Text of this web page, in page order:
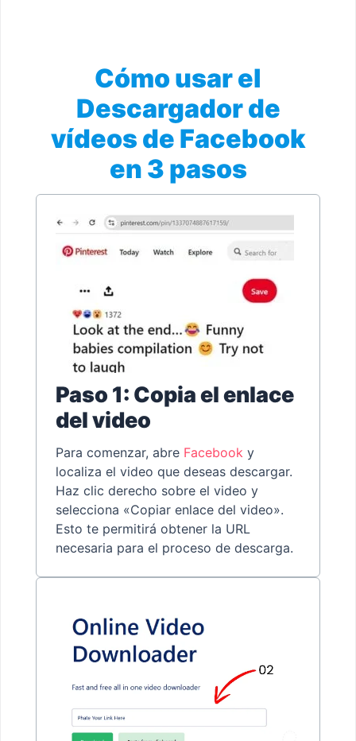
Cómo usar el
Descargador de
vídeos de Facebook
en 3 pasos
Paso 1: Copia el enlace
del video
Para comenzar, abre Facebook y
localiza el video que deseas descargar.
Haz clic derecho sobre el video y
selecciona «Copiar enlace del video».
Esto te permitirá obtener la URL
necesaria para el proceso de descarga.